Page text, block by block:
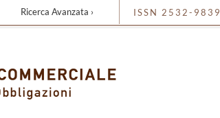
Ricerca Avanzata › ISSN 2532-